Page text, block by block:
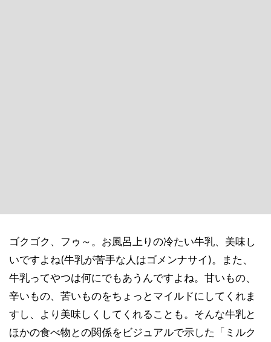
ゴクゴク、フゥ～。お風呂上りの冷たい牛乳、美味し
いですよね(牛乳が苦手な人はゴメンナサイ)。また、
牛乳ってやつは何にでもあうんですよね。甘いもの、
辛いもの、苦いものをちょっとマイルドにしてくれま
すし、より美味しくしてくれることも。そんな牛乳と
ほかの食べ物との関係をビジュアルで示した「ミルク